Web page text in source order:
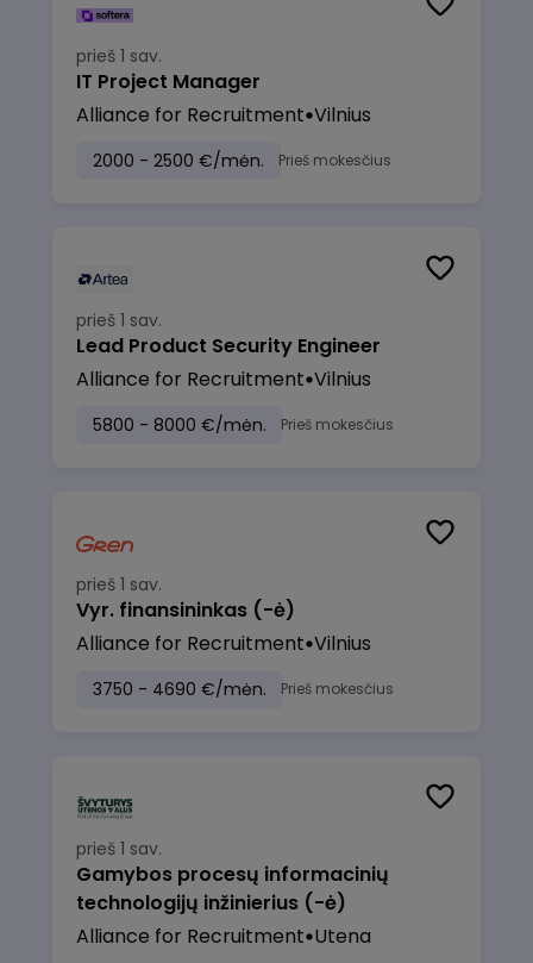
prieš 1 sav.
IT Project Manager
Alliance for Recruitment Vilnius
2000 - 2500 €/mėn. Prieš mokesčius
prieš 1 sav.
Lead Product Security Engineer
Alliance for Recruitment Vilnius
5800 - 8000 €/mėn. Prieš mokesčius
prieš 1 sav.
Vyr. finansininkas (-ė)
Alliance for Recruitment Vilnius
3750 - 4690 €/mėn. Prieš mokesčius
prieš 1 sav.
Gamybos procesų informacinių
technologijų inžinierius (-ė)
Alliance for Recruitment Utena